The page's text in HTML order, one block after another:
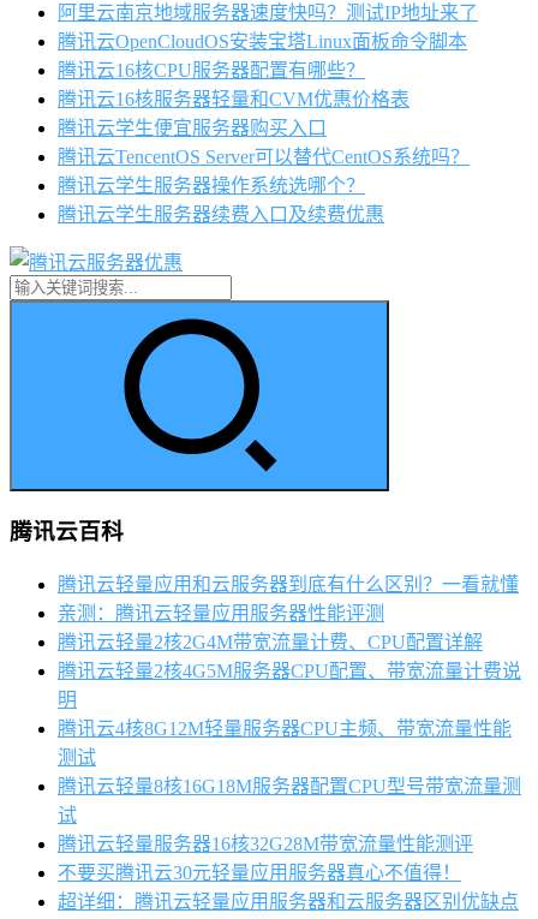
阿里云南京地域服务器速度快吗？测试IP地址来了
腾讯云OpenCloudOS安装宝塔Linux面板命令脚本
腾讯云16核CPU服务器配置有哪些？
腾讯云16核服务器轻量和CVM优惠价格表
腾讯云学生便宜服务器购买入口
腾讯云TencentOS Server可以替代CentOS系统吗？
腾讯云学生服务器操作系统选哪个？
腾讯云学生服务器续费入口及续费优惠
腾讯云百科
腾讯云轻量应用和云服务器到底有什么区别？一看就懂
亲测：腾讯云轻量应用服务器性能评测
腾讯云轻量2核2G4M带宽流量计费、CPU配置详解
腾讯云轻量2核4G5M服务器CPU配置、带宽流量计费说
明
腾讯云4核8G12M轻量服务器CPU主频、带宽流量性能
测试
腾讯云轻量8核16G18M服务器配置CPU型号带宽流量测
试
腾讯云轻量服务器16核32G28M带宽流量性能测评
不要买腾讯云30元轻量应用服务器真心不值得！
超详细：腾讯云轻量应用服务器和云服务器区别优缺点